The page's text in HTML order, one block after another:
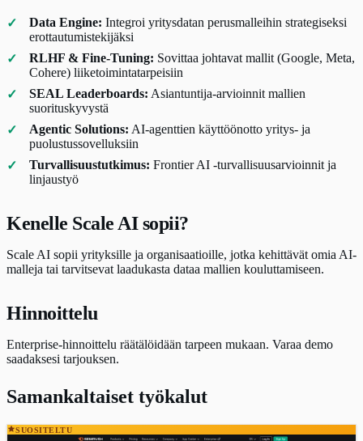
Data Engine: Integroi yritysdatan perusmalleihin strategiseksi
erottautumistekijäksi
RLHF & Fine-Tuning: Sovittaa johtavat mallit (Google, Meta,
Cohere) liiketoimintatarpeisiin
SEAL Leaderboards: Asiantuntija-arvioinnit mallien
suorituskyvystä
Agentic Solutions: AI-agenttien käyttöönotto yritys- ja
puolustussovelluksiin
Turvallisuustutkimus: Frontier AI -turvallisuusarvioinnit ja
linjaustyö
Kenelle Scale AI sopii?
Scale AI sopii yrityksille ja organisaatioille, jotka kehittävät omia AI-
malleja tai tarvitsevat laadukasta dataa mallien kouluttamiseen.
Hinnoittelu
Enterprise-hinnoittelu räätälöidään tarpeen mukaan. Varaa demo
saadaksesi tarjouksen.
Samankaltaiset työkalut
SUOSITELTU